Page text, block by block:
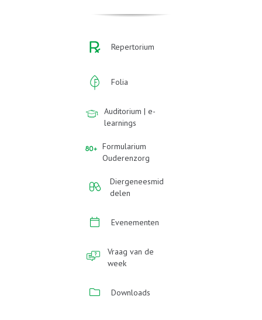
Repertorium
Folia
Auditorium | e-
learnings
Formularium
Ouderenzorg
Diergeneesmid
delen
Evenementen
Vraag van de
week
Downloads